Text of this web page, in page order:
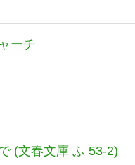
ーチ
(文春文庫 ふ 53-2)